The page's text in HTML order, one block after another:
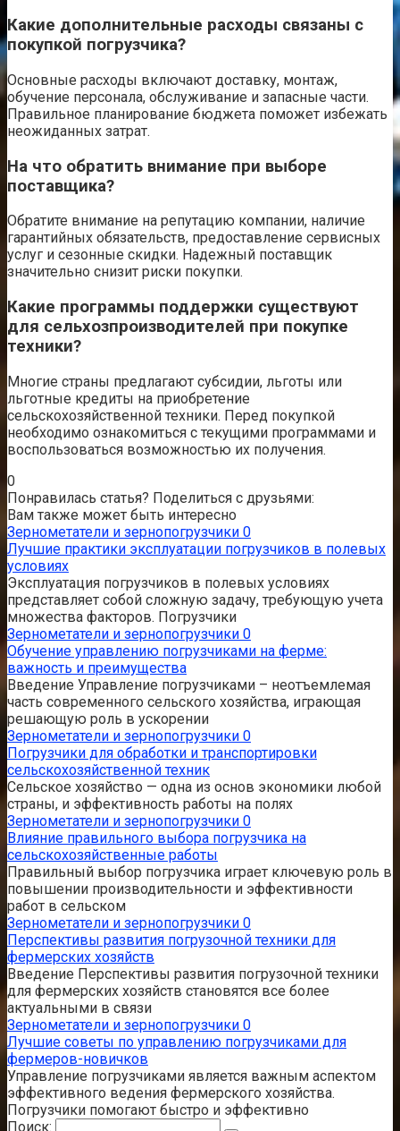
Какие дополнительные расходы связаны с
покупкой погрузчика?
Основные расходы включают доставку, монтаж,
обучение персонала, обслуживание и запасные части.
Правильное планирование бюджета поможет избежать
неожиданных затрат.
На что обратить внимание при выборе
поставщика?
Обратите внимание на репутацию компании, наличие
гарантийных обязательств, предоставление сервисных
услуг и сезонные скидки. Надежный поставщик
значительно снизит риски покупки.
Какие программы поддержки существуют
для сельхозпроизводителей при покупке
техники?
Многие страны предлагают субсидии, льготы или
льготные кредиты на приобретение
сельскохозяйственной техники. Перед покупкой
необходимо ознакомиться с текущими программами и
воспользоваться возможностью их получения.
0
Понравилась статья? Поделиться с друзьями:
Вам также может быть интересно
Зернометатели и зернопогрузчики 0
Лучшие практики эксплуатации погрузчиков в полевых
условиях
Эксплуатация погрузчиков в полевых условиях
представляет собой сложную задачу, требующую учета
множества факторов. Погрузчики
Зернометатели и зернопогрузчики 0
Обучение управлению погрузчиками на ферме:
важность и преимущества
Введение Управление погрузчиками – неотъемлемая
часть современного сельского хозяйства, играющая
решающую роль в ускорении
Зернометатели и зернопогрузчики 0
Погрузчики для обработки и транспортировки
сельскохозяйственной техник
Сельское хозяйство — одна из основ экономики любой
страны, и эффективность работы на полях
Зернометатели и зернопогрузчики 0
Влияние правильного выбора погрузчика на
сельскохозяйственные работы
Правильный выбор погрузчика играет ключевую роль в
повышении производительности и эффективности
работ в сельском
Зернометатели и зернопогрузчики 0
Перспективы развития погрузочной техники для
фермерских хозяйств
Введение Перспективы развития погрузочной техники
для фермерских хозяйств становятся все более
актуальными в связи
Зернометатели и зернопогрузчики 0
Лучшие советы по управлению погрузчиками для
фермеров-новичков
Управление погрузчиками является важным аспектом
эффективного ведения фермерского хозяйства.
Погрузчики помогают быстро и эффективно
Поиск: